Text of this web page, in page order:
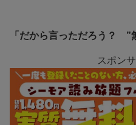
「だから言っただろう？ ”
スポン